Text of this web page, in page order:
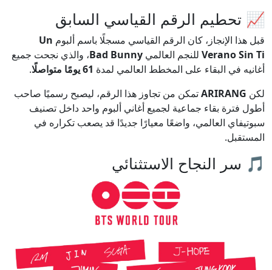
📈 تحطيم الرقم القياسي السابق
قبل هذا الإنجاز، كان الرقم القياسي مسجلًا باسم ألبوم Un
Verano Sin Ti للنجم العالمي Bad Bunny، والذي نجحت جميع
أغانيه في البقاء على المخطط العالمي لمدة 61 يومًا متواصلًا
.
لكن ARIRANGتمكن من تجاوز هذا الرقم، ليصبح رسميًا صاحب
أطول فترة بقاء جماعية لجميع أغاني ألبوم واحد داخل تصنيف
سبوتيفاي العالمي، واضعًا معيارًا جديدًا قد يصعب تكراره في
المستقبل.
🎵 سر النجاح الاستثنائي